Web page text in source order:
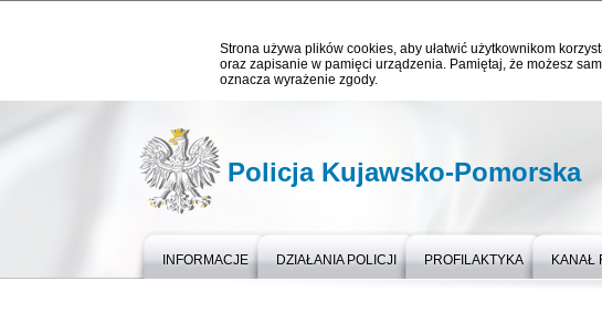
Strona używa plików cookies, aby ułatwić użytkownikom
oraz zapisanie w pamięci urządzenia. Pamiętaj, że możesz
oznacza wyrażenie zgody.
Policja Kujawsko-Pomorska
INFORMACJE DZIAŁANIA POLICJI PROFILAKTYKA KANAŁ